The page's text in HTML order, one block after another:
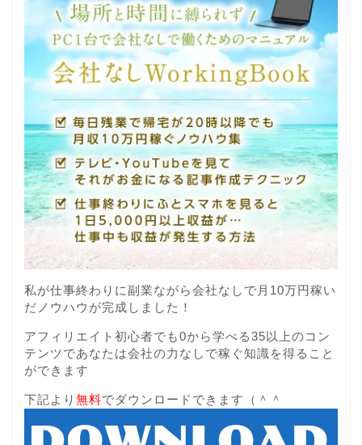
私が仕事終わりに副業ながら会社なしで月10万円稼い
だノウハウが完成しました！
アフィリエイト初心者でも0から学べる35以上のコン
テンツであなたは会社の力なしで稼ぐ知識を得ること
ができます
下記より 無料でダウンロードできます（＾＾